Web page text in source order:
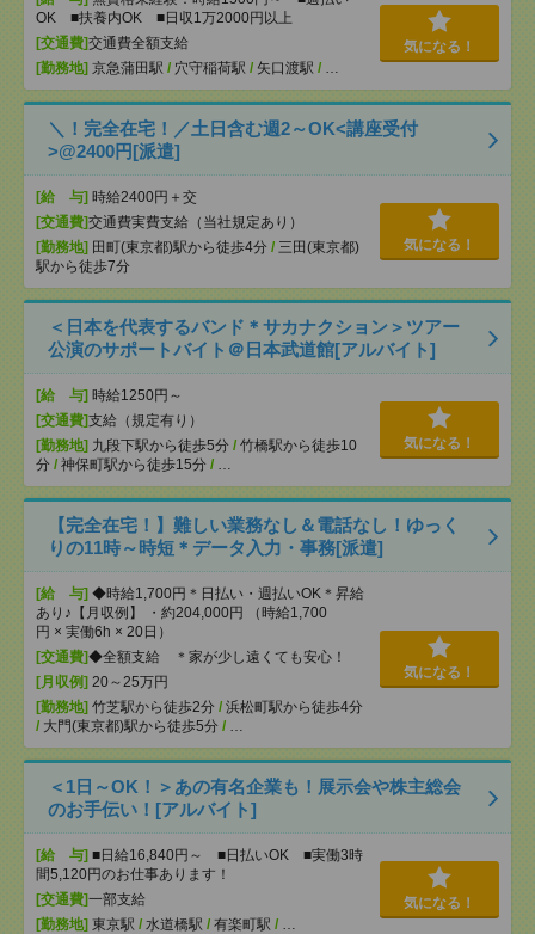
OK ■扶養内OK ■日収1万2000円以上
[交通費]交通費全額支給
[勤務地] 京急蒲田駅 / 穴守稲荷駅 / 矢口渡駅 / …
気になる！
＼！完全在宅！／土日含む週2～OK<講座受付
>@2400円[派遣]
[給 与] 時給2400円＋交
[交通費]交通費実費支給（当社規定あり）
[勤務地] 田町(東京都)駅から徒歩4分 / 三田(東京都)
駅から徒歩7分
気になる！
＜日本を代表するバンド＊サカナクション＞ツアー
公演のサポートバイト＠日本武道館[アルバイト]
[給 与] 時給1250円～
[交通費]支給（規定有り）
[勤務地] 九段下駅から徒歩5分 / 竹橋駅から徒歩10
分 / 神保町駅から徒歩15分 / …
気になる！
【完全在宅！】難しい業務なし＆電話なし！ゆっく
りの11時～時短＊データ入力・事務[派遣]
[給 与] ◆時給1,700円＊日払い・週払いOK＊昇給
あり♪【月収例】 ・約204,000円 （時給1,700
円 × 実働6h × 20日）
[交通費]◆全額支給 ＊家が少し遠くても安心！
[月収例] 20～25万円
[勤務地] 竹芝駅から徒歩2分 / 浜松町駅から徒歩4分
/ 大門(東京都)駅から徒歩5分 / …
気になる！
＜1日～OK！＞あの有名企業も！展示会や株主総会
のお手伝い！[アルバイト]
[給 与] ■日給16,840円～ ■日払いOK ■実働3時
間5,120円のお仕事あります！
[交通費]一部支給
[勤務地] 東京駅 / 水道橋駅 / 有楽町駅 / …
気になる！